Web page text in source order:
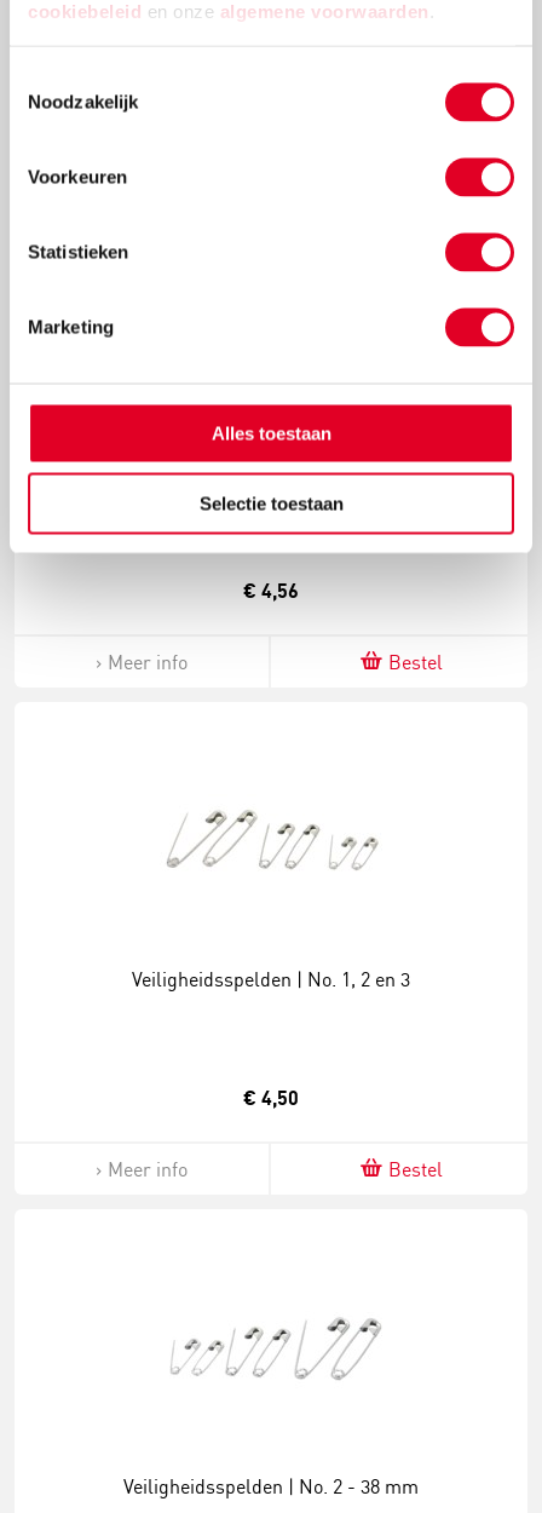
cookiebeleid en onze algemene voorwaarden .
Noodzakelijk
Voorkeuren
Statistieken
Marketing
Alles toestaan
Selectie toestaan
Veiligheidsspelden | No. 1 - 27 mm
€ 4,56
Meer info Bestel
Veiligheidsspelden | No. 1, 2 en 3
€ 4,50
Meer info Bestel
Veiligheidsspelden | No. 2 - 38 mm